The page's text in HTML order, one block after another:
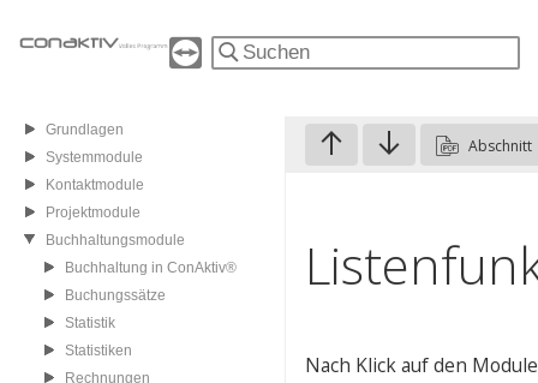
Grundlagen
Systemmodule
Kontaktmodule
Projektmodule
Buchhaltungsmodule
Buchhaltung in ConAktiv®
Buchungssätze
Statistik
Statistiken
Rechnungen
Abschnitt
Nach Klick auf den